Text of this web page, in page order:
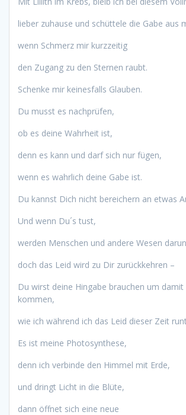
lieber zuhause und schüttele die Gabe aus
wenn Schmerz mir kurzzeitig
den Zugang zu den Sternen raubt.
Schenke mir keinesfalls Glauben.
Du musst es nachprüfen,
ob es deine Wahrheit ist,
denn es kann und darf sich nur fügen,
wenn es wahrlich deine Gabe ist.
Du kannst Dich nicht bereichern an etwas
Und wenn Du´s tust,
werden Menschen und andere Wesen
doch das Leid wird zu Dir zurückkehren –
Du wirst deine Hingabe brauchen um damit
kommen,
wie ich während ich das Leid dieser Zeit
Es ist meine Photosynthese,
denn ich verbinde den Himmel mit Erde,
und dringt Licht in die Blüte,
dann öffnet sich eine neue